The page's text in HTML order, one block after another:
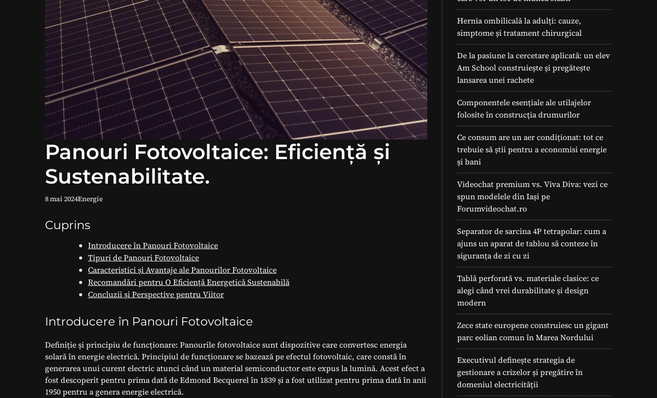
Panouri Fotovoltaice: Eficiență și
Sustenabilitate.
8 mai 2024Energie
Cuprins
Introducere în Panouri Fotovoltaice
Tipuri de Panouri Fotovoltaice
Caracteristici și Avantaje ale Panourilor Fotovoltaice
Recomandări pentru O Eficiență Energetică Sustenabilă
Concluzii și Perspective pentru Viitor
Introducere în Panouri Fotovoltaice
Definiție și principiu de funcționare: Panourile fotovoltaice sunt dispozitive care convertesc energia
solară în energie electrică. Principiul de funcționare se bazează pe efectul fotovoltaic, care constă în
generarea unui curent electric atunci când un material semiconductor este expus la lumină. Acest efect a
fost descoperit pentru prima dată de Edmond Becquerel în 1839 și a fost utilizat pentru prima dată în anii
1950 pentru a genera energie electrică.
Hernia ombilicală la adulți: cauze,
simptome și tratament chirurgical
De la pasiune la cercetare aplicată: un elev
Am School construiește și pregătește
lansarea unei rachete
Componentele esențiale ale utilajelor
folosite în construcția drumurilor
Ce consum are un aer condiționat: tot ce
trebuie să știi pentru a economisi energie
și bani
Videochat premium vs. Viva Diva: vezi ce
spun modelele din Iași pe
Forumvideochat.ro
Separator de sarcina 4P tetrapolar: cum a
ajuns un aparat de tablou să conteze în
siguranța de zi cu zi
Tablă perforată vs. materiale clasice: ce
alegi când vrei durabilitate și design
modern
Zece state europene construiesc un gigant
parc eolian comun în Marea Nordului
Executivul definește strategia de
gestionare a crizelor și pregătire în
domeniul electricității